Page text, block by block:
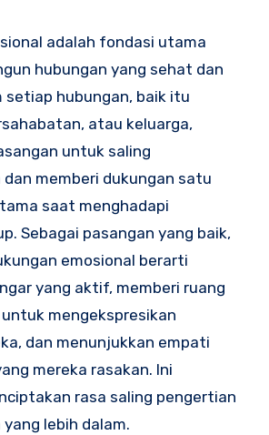
hubungan yang sehat dan
setiap hubungan, baik itu
atau keluarga,
untuk saling
memberi dukungan satu
saat menghadapi
Sebagai pasangan yang baik,
emosional berarti
yang aktif, memberi ruang
mengekspresikan
dan menunjukkan empati
mereka rasakan. Ini
rasa saling pengertian
lebih dalam.